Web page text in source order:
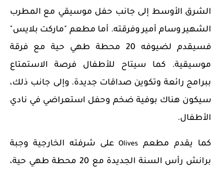
الشرق الأوسط إلى جانب حفل موسيقي مع المطرب
الشهير وسام أمير وفرقته. أما مطعم "ماركت بلايس"
فسيقدم لضيوفه 20 محطة طهي حية مع فرقة
موسيقية. كما سيتاح للأطفال فرصة الاستمتاع
ببرامج رائعة وتكوين صداقات جديدة. وإلى جانب ذلك،
سيكون هناك بوفية ضخم وحفل استعراضي في نادي
الأطفال.
كما يقدم مطعم Olives
على شرفته الخارجية وجبة
برانش رأس السنة الجديدة مع 20 محطة طهي حية،